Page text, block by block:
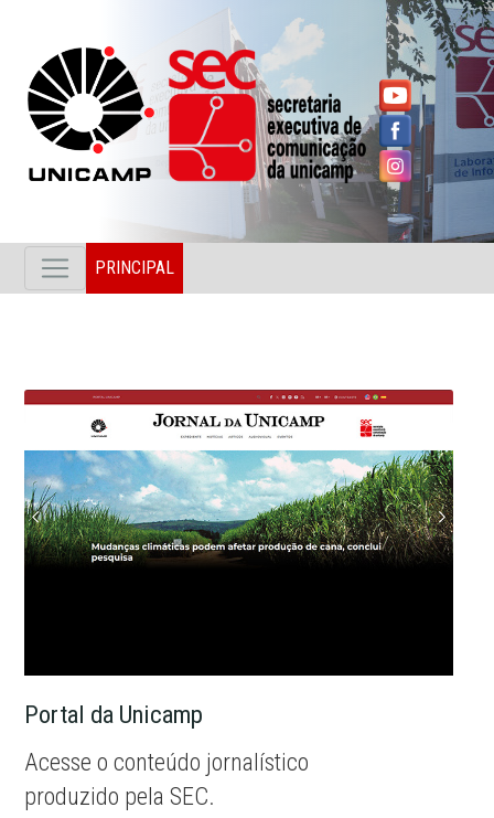
PRINCIPAL
Portal da Unicamp
Acesse o conteúdo jornalístico
produzido pela SEC.